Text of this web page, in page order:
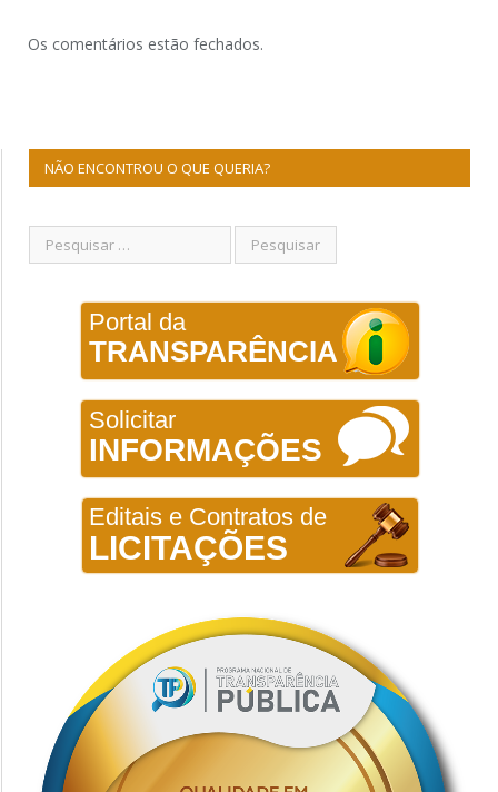
Os comentários estão fechados.
NÃO ENCONTROU O QUE QUERIA?
Portal da
TRANSPARÊNCIA
Solicitar
INFORMAÇÕES
Editais e Contratos de
LICITAÇÕES